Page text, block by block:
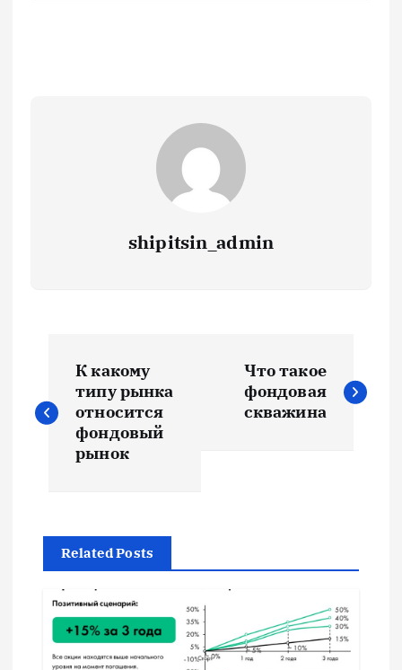
shipitsin_admin
а
г
а
ц
К какому
типу рынка
относится
фондовый
рынок
Что такое
фондовая
скважина
Related Posts